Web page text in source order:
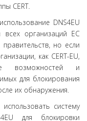
CERT.
DNS4EU
всех организаций ЕС
но если
как CERT-EU,
возможностей и
для блокирования
их обнаружения.
систему
для блокировки